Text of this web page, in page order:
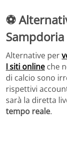
⚽
Alternative per
I siti online che
di calcio sono
rispettivi
sarà la diretta
tempo reale.